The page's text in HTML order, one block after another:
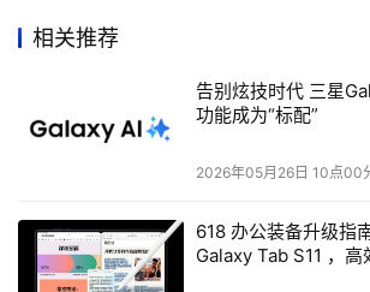
Dynamics CRM V4支持等等。
CA ARCserve High Availability和
的起价为每台服务器2000美元。
本文来源于DOIT传媒，文章内容仅供参考，
相关推荐
告别炫技时代 三星
功能成为“标配”
2026年05月26日 10点00
618 办公装备升级指
Galaxy Tab S11 ，